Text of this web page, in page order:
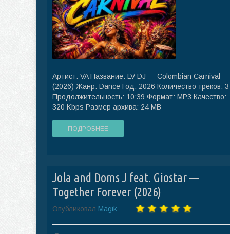
Артист: VA Название: LV DJ — Colombian Carnival
(2026) Жанр: Dance Год: 2026 Количество треков: 3
Продолжительность: 10:39 Формат: MP3 Качество:
320 Kbps Размер архива: 24 MB
ПОДРОБНЕЕ
Jola and Doms J feat. Giostar —
Together Forever (2026)
Опубликовал Magik